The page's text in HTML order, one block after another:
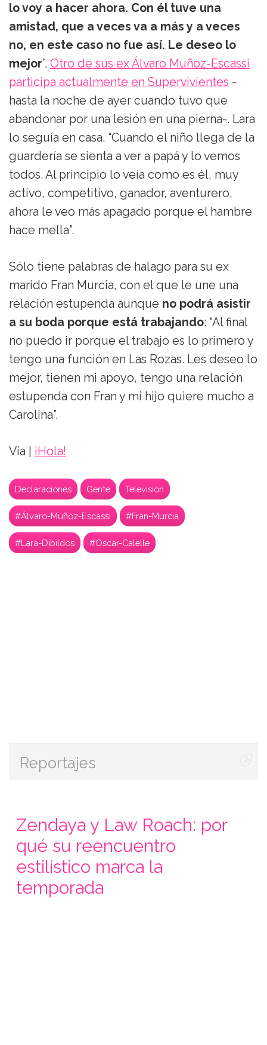
lo voy a hacer ahora. Con él tuve una
amistad, que a veces va a más y a veces
no, en este caso no fue así. Le deseo lo
mejor”. Otro de sus ex Álvaro Muñoz-Escassi
participa actualmente en Supervivientes -
hasta la noche de ayer cuando tuvo que
abandonar por una lesión en una pierna-. Lara
lo seguía en casa. “Cuando el niño llega de la
guardería se sienta a ver a papá y lo vemos
todos. Al principio lo veía como es él, muy
activo, competitivo, ganador, aventurero,
ahora le veo más apagado porque el hambre
hace mella”.
Sólo tiene palabras de halago para su ex
marido Fran Murcia, con el que le une una
relación estupenda aunque no podrá asistir
a su boda porque está trabajando: “Al final
no puedo ir porque el trabajo es lo primero y
tengo una función en Las Rozas. Les deseo lo
mejor, tienen mi apoyo, tengo una relación
estupenda con Fran y mi hijo quiere mucho a
Carolina”.
Vía | ¡Hola!
Declaraciones Gente Televisión
#Álvaro-Múñoz-Escassi #Fran-Murcia
#Lara-Dibildos #Oscar-Calelle
Reportajes
Zendaya y Law Roach: por
qué su reencuentro
estilístico marca la
temporada